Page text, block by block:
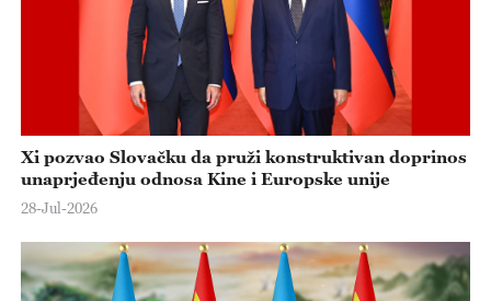
Xi pozvao Slovačku da pruži konstruktivan doprinos
unaprjeđenju odnosa Kine i Europske unije
28-Jul-2026